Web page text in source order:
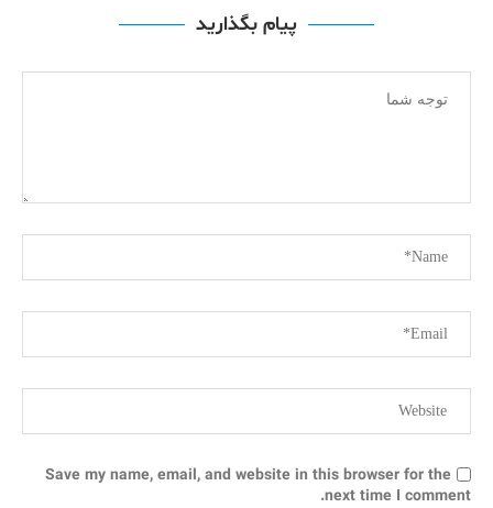
پیام بگذارید
Save my name, email, and website in this browser for the
next time I comment.